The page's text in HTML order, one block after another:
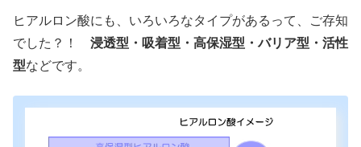
ヒアルロン酸にも、いろいろなタイプがあるって、ご存知
でした？！ 浸透型・吸着型・高保湿型・バリア型・活性
型などです。